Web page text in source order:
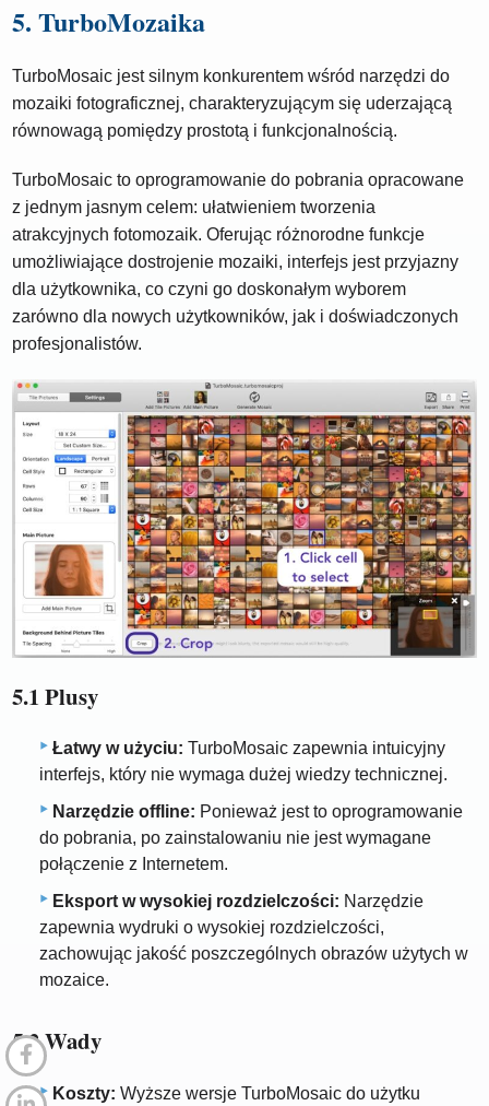
5. TurboMozaika
TurboMosaic jest silnym konkurentem wśród narzędzi do
mozaiki fotograficznej, charakteryzującym się uderzającą
równowagą pomiędzy prostotą i funkcjonalnością.
TurboMosaic to oprogramowanie do pobrania opracowane
z jednym jasnym celem: ułatwieniem tworzenia
atrakcyjnych fotomozaik. Oferując różnorodne funkcje
umożliwiające dostrojenie mozaiki, interfejs jest przyjazny
dla użytkownika, co czyni go doskonałym wyborem
zarówno dla nowych użytkowników, jak i doświadczonych
profesjonalistów.
5.1 Plusy
Łatwy w użyciu: TurboMosaic zapewnia intuicyjny
interfejs, który nie wymaga dużej wiedzy technicznej.
Narzędzie offline: Ponieważ jest to oprogramowanie
do pobrania, po zainstalowaniu nie jest wymagane
połączenie z Internetem.
Eksport w wysokiej rozdzielczości: Narzędzie
zapewnia wydruki o wysokiej rozdzielczości,
zachowując jakość poszczególnych obrazów użytych w
mozaice.
5.2 Wady
Koszty: Wyższe wersje TurboMosaic do użytku